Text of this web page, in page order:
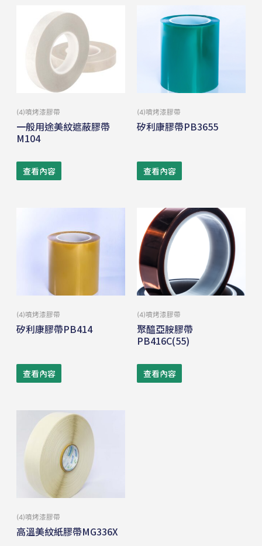
(4)噴烤漆膠帶
一般用途美紋遮蔽膠帶
M104
查看內容
(4)噴烤漆膠帶
矽利康膠帶PB3655
查看內容
(4)噴烤漆膠帶
矽利康膠帶PB414
查看內容
(4)噴烤漆膠帶
聚醯亞胺膠帶
PB416C(55)
查看內容
(4)噴烤漆膠帶
高溫美紋紙膠帶MG336X